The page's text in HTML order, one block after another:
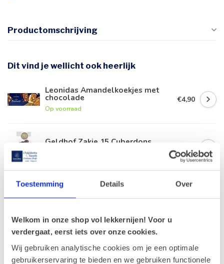
Toestemming Details Over
Welkom in onze shop vol lekkernijen! Voor u
verdergaat, eerst iets over onze cookies.
Wij gebruiken analytische cookies om je een optimale
gebruikerservaring te bieden en we gebruiken functionele
Productomschrijving
Dit vind je wellicht ook heerlijk
Leonidas Amandelkoekjes met
chocolade
Op voorraad
€4,90
Geldhof Zakje 15 Cuberdons
€8,50
Leonidas Orangettes 250g
Op voorraad
Leonidas Cube Studentenhaver
Op voorraad
€16,10